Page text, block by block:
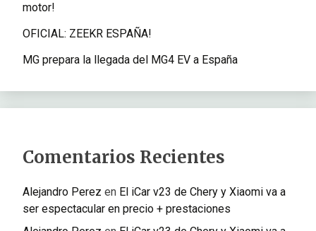
motor!
OFICIAL: ZEEKR ESPAÑA!
MG prepara la llegada del MG4 EV a España
Comentarios Recientes
Alejandro Perez en El iCar v23 de Chery y Xiaomi va a
ser espectacular en precio + prestaciones